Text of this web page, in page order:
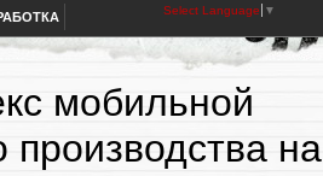
Select Language ▼
мобильной
производства на